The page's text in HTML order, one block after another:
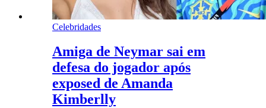
Celebridades
Amiga de Neymar sai em
defesa do jogador após
exposed de Amanda
Kimberlly